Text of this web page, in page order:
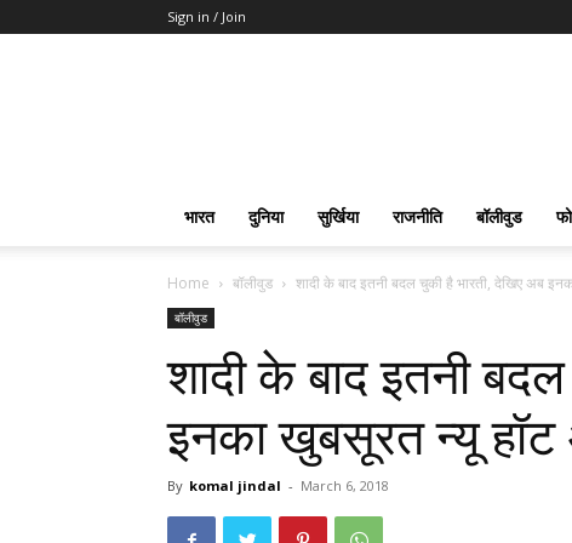
Sign in / Join
भारत दुनिया सुर्खिया राजनीति बॉलीवुड
Home बॉलीवुड शादी के बाद इतनी बदल चुकी है भारती, देखिए अब
बॉलीवुड
शादी के बाद इतनी
इनका खुबसूरत न्यू हॉट
By komal jindal - March 6, 2018